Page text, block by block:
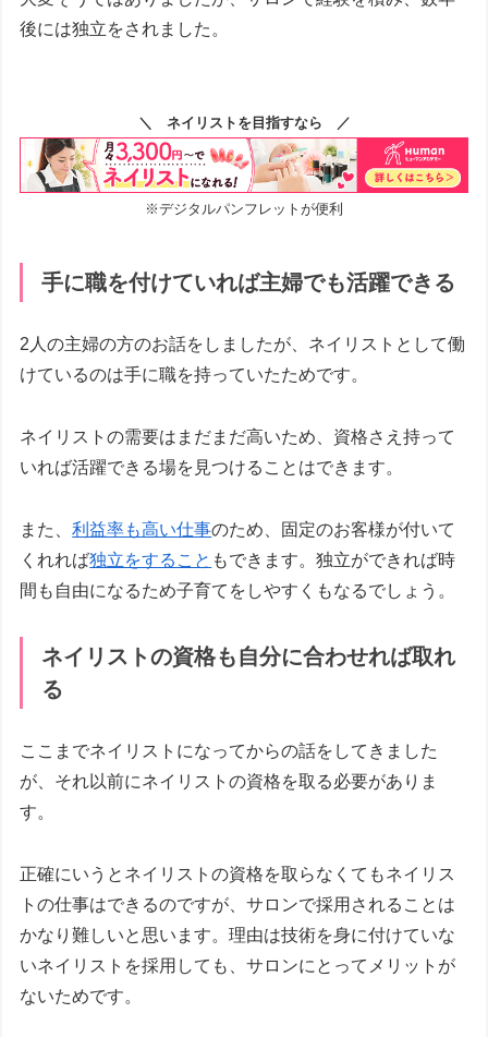
後には独立をされました。
＼ ネイリストを目指すなら ／
※デジタルパンフレットが便利
手に職を付けていれば主婦でも活躍できる
2人の主婦の方のお話をしましたが、ネイリストとして働
けているのは手に職を持っていたためです。
ネイリストの需要はまだまだ高いため、資格さえ持って
いれば活躍できる場を見つけることはできます。
また、利益率も高い仕事のため、固定のお客様が付いて
くれれば独立をすること もできます。独立ができれば時
間も自由になるため子育てをしやすくもなるでしょう。
ネイリストの資格も自分に合わせれば取れ
る
ここまでネイリストになってからの話をしてきました
が、それ以前にネイリストの資格を取る必要がありま
す。
正確にいうとネイリストの資格を取らなくてもネイリス
トの仕事はできるのですが、サロンで採用されることは
かなり難しいと思います。理由は技術を身に付けていな
いネイリストを採用しても、サロンにとってメリットが
ないためです。